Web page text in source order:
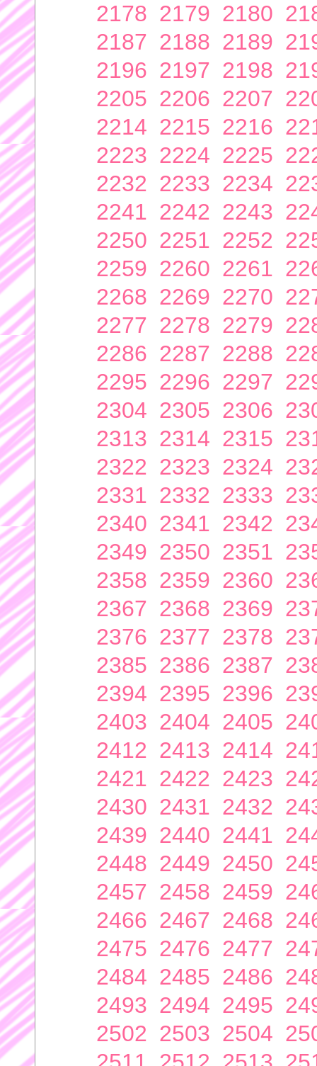
2178 2179 2180
2187 2188 2189
2196 2197 2198
2205 2206 2207
2214 2215 2216
2223 2224 2225
2232 2233 2234
2241 2242 2243
2250 2251 2252
2259 2260 2261
2268 2269 2270
2277 2278 2279
2286 2287 2288
2295 2296 2297
2304 2305 2306
2313 2314 2315
2322 2323 2324
2331 2332 2333
2340 2341 2342
2349 2350 2351
2358 2359 2360
2367 2368 2369
2376 2377 2378
2385 2386 2387
2394 2395 2396
2403 2404 2405
2412 2413 2414
2421 2422 2423
2430 2431 2432
2439 2440 2441
2448 2449 2450
2457 2458 2459
2466 2467 2468
2475 2476 2477
2484 2485 2486
2493 2494 2495
2502 2503 2504